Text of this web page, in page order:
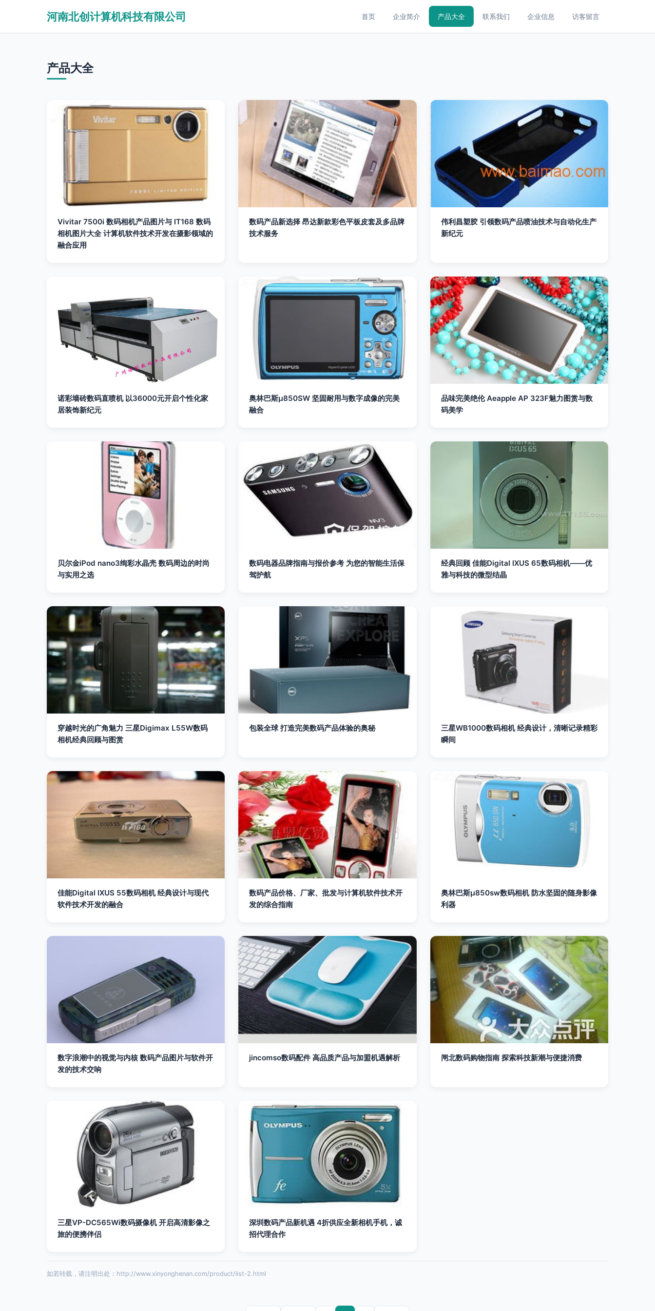
河南北创计算机科技有限公司 首页 企业简介 产品大全 联系我们 企业信息 访客留言
产品大全
Vivitar 7500i 数码相机产品图片与 IT168 数码
相机图片大全 计算机软件技术开发在摄影领域的
融合应用
数码产品新选择 昂达新款彩色平板皮套及多品牌
技术服务
伟利昌塑胶 引领数码产品喷油技术与自动化生产
新纪元
诺彩墙砖数码直喷机 以36000元开启个性化家
居装饰新纪元
奥林巴斯μ850SW 坚固耐用与数字成像的完美
融合
品味完美绝伦 Aeapple AP 323F魅力图赏与数
码美学
贝尔金iPod nano3绚彩水晶壳 数码周边的时尚
与实用之选
数码电器品牌指南与报价参考 为您的智能生活保
驾护航
经典回顾 佳能Digital IXUS 65数码相机——优
雅与科技的微型结晶
穿越时光的广角魅力 三星Digimax L55W数码
相机经典回顾与图赏
包装全球 打造完美数码产品体验的奥秘
三星WB1000数码相机 经典设计，清晰记录精彩
瞬间
佳能Digital IXUS 55数码相机 经典设计与现代
软件技术开发的融合
数码产品价格、厂家、批发与计算机软件技术开
发的综合指南
奥林巴斯μ850sw数码相机 防水坚固的随身影像
利器
数字浪潮中的视觉与内核 数码产品图片与软件开
发的技术交响
jincomso数码配件 高品质产品与加盟机遇解析 闸北数码购物指南 探索科技新潮与便捷消费
三星VP-DC565Wi数码摄像机 开启高清影像之
旅的便携伴侣
深圳数码产品新机遇 4折供应全新相机手机，诚
招代理合作
如若转载，请注明出处：http://www.xinyonghenan.com/product/list-2.html